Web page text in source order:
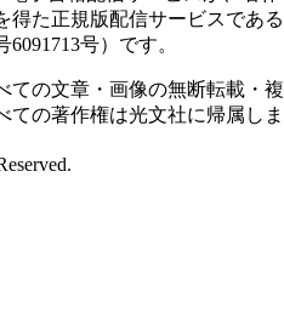
得た正規版配信サービスである
号）です。
ての文章・画像の無断転載・複
ての著作権は光文社に帰属しま